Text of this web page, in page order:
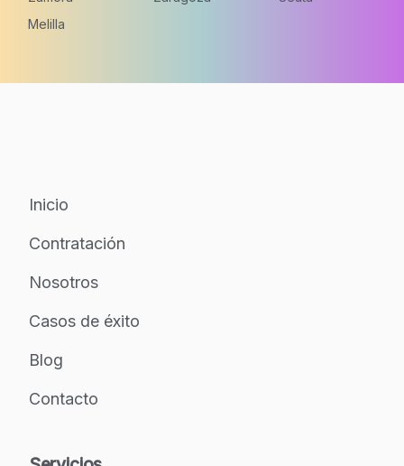
Melilla
Inicio
Contratación
Nosotros
Casos de éxito
Blog
Contacto